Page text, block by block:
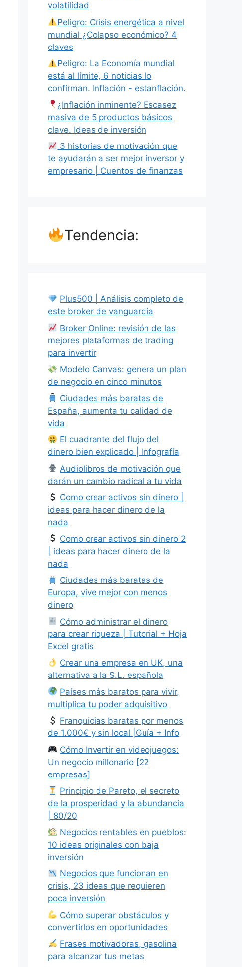
volatilidad
Peligro: Crisis energética a nivel
mundial ¿Colapso económico? 4
claves
Peligro: La Economía mundial
está al límite, 6 noticias lo
confirman. Inflación - estanflación.
¿Inflación inminente? Escasez
masiva de 5 productos básicos
clave. Ideas de inversión
3 historias de motivación que
te ayudarán a ser mejor inversor y
empresario | Cuentos de finanzas
Tendencia:
Plus500 | Análisis completo de
este broker de vanguardia
Broker Online: revisión de las
mejores plataformas de trading
para invertir
Modelo Canvas: genera un plan
de negocio en cinco minutos
Ciudades más baratas de
España, aumenta tu calidad de
vida
El cuadrante del flujo del
dinero bien explicado | Infografía
Audiolibros de motivación que
darán un cambio radical a tu vida
Como crear activos sin dinero |
ideas para hacer dinero de la
nada
Como crear activos sin dinero 2
| ideas para hacer dinero de la
nada
Ciudades más baratas de
Europa, vive mejor con menos
dinero
Cómo administrar el dinero
para crear riqueza | Tutorial + Hoja
Excel gratis
Crear una empresa en UK, una
alternativa a la S.L. española
Países más baratos para vivir,
multiplica tu poder adquisitivo
Franquicias baratas por menos
de 1.000€ y sin local |Guía + Info
Cómo Invertir en videojuegos:
Un negocio millonario [22
empresas]
Principio de Pareto, el secreto
de la prosperidad y la abundancia
| 80/20
Negocios rentables en pueblos:
10 ideas originales con baja
inversión
Negocios que funcionan en
crisis, 23 ideas que requieren
poca inversión
Cómo superar obstáculos y
convertirlos en oportunidades
Frases motivadoras, gasolina
para alcanzar tus metas